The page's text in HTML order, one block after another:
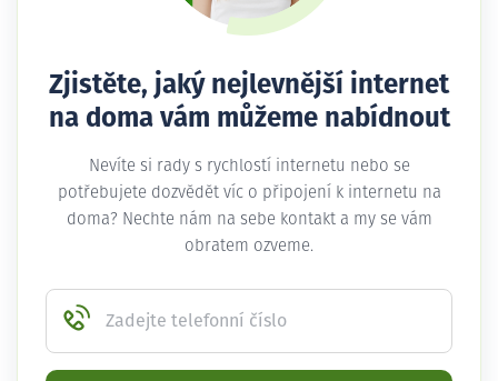
Zjistěte, jaký nejlevnější internet
na doma vám můžeme nabídnout
Nevíte si rady s rychlostí internetu nebo se
potřebujete dozvědět víc o připojení k internetu na
doma? Nechte nám na sebe kontakt a my se vám
obratem ozveme.
Zadejte telefonní číslo